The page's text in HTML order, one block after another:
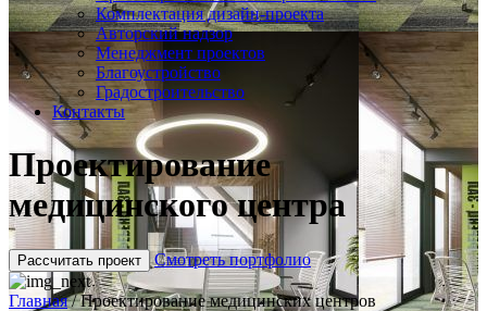
Комплектация дизайн-проекта
Авторский надзор
Менеджмент проектов
Благоустройство
Градостроительство
Контакты
Проектирование
медицинского центра
Рассчитать проект Смотреть портфолио
Главная /Проектирование медицинских центров